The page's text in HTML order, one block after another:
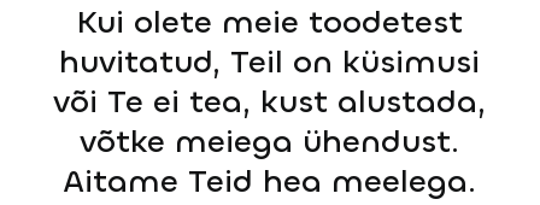
Kui olete meie toodetest
huvitatud, Teil on küsimusi
või Te ei tea, kust alustada,
võtke meiega ühendust.
Aitame Teid hea meelega.